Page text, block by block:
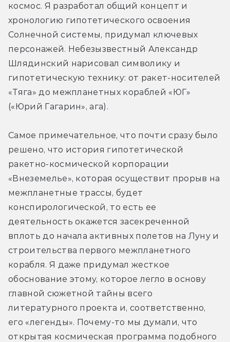
космос. Я разработал общий концепт и
хронологию гипотетического освоения
Солнечной системы, придумал ключевых
персонажей. Небезызвестный Александр
Шлядинский нарисовал символику и
гипотетическую технику: от ракет-носителей
«Тяга» до межпланетных кораблей «ЮГ»
(«Юрий Гагарин», ага).
Самое примечательное, что почти сразу было
решено, что история гипотетической
ракетно-космической корпорации
«Внеземелье», которая осуществит прорыв на
межпланетные трассы, будет
конспирологической, то есть ее
деятельность окажется засекреченной
вплоть до начала активных полетов на Луну и
строительства первого межпланетного
корабля. Я даже придумал жесткое
обоснование этому, которое легло в основу
главной сюжетной тайны всего
литературного проекта и, соответственно,
его «легенды». Почему-то мы думали, что
открытая космическая программа подобного